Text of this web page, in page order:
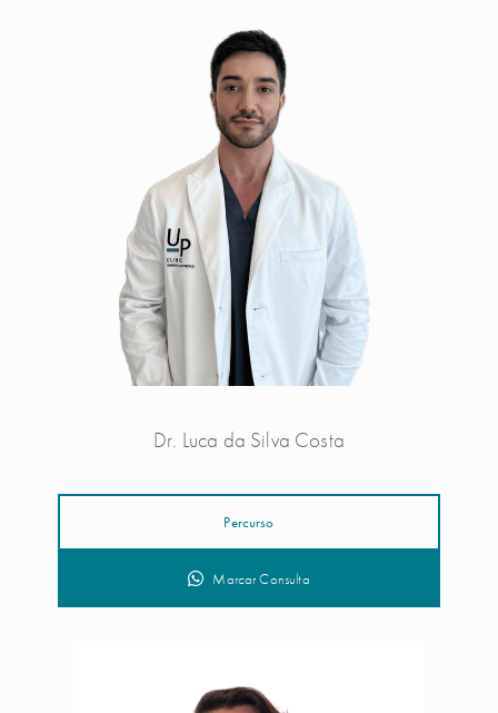
Dr. Luca da Silva Costa
Percurso
Marcar Consulta